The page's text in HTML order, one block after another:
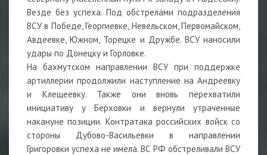
Везде без успеха. Под обстрелами подразделения
ВСУ в Победе, Георгиевке, Невельском, Первомайском,
Авдеевке, Южном, Торецке и Дружбе. ВСУ наносили
удары по Донецку и Горловке.
На бахмутском направлении ВСУ при поддержке
артиллерии продолжили наступление на Андреевку
и Клещеевку. Также они вновь перехватили
инициативу у Берховки и вернули утраченные
накануне позиции. Контратака российских войск со
стороны Дубово-Васильевки в направлении
Григоровки успеха не имела. ВС РФ обстреливали ВСУ